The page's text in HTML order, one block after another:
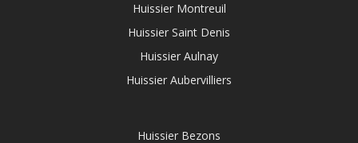
Huissier Montreuil
Huissier Saint Denis
Huissier Aulnay
Huissier Aubervilliers
Huissier Bezons